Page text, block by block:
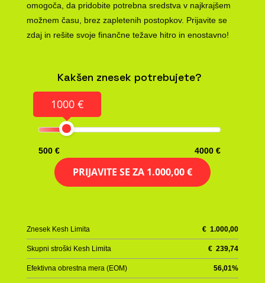
omogoča, da pridobite potrebna sredstva v najkrajšem
možnem času, brez zapletenih postopkov. Prijavite se
zdaj in rešite svoje finančne težave hitro in enostavno!
Kakšen znesek potrebujete?
1000 €
500 € 4000 €
PRIJAVITE SE ZA 1.000,00 €
Znesek Kesh Limita €1.000,00
Skupni stroški Kesh Limita €239,74
Efektivna obrestna mera (EOM) 56,01%